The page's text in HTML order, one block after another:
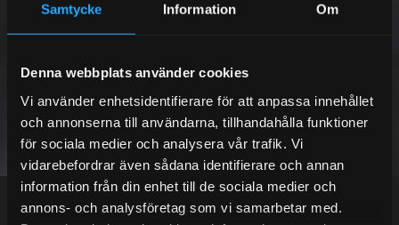
Samtycke Information Om
Denna webbplats använder cookies
Vi använder enhetsidentifierare för att anpassa innehållet
och annonserna till användarna, tillhandahålla funktioner
för sociala medier och analysera vår trafik. Vi
vidarebefordrar även sådana identifierare och annan
information från din enhet till de sociala medier och
annons- och analysföretag som vi samarbetar med.
NEWSLETTER
SUBSCRIBE
Your personal information is processed in accordance with ourprivacy policy